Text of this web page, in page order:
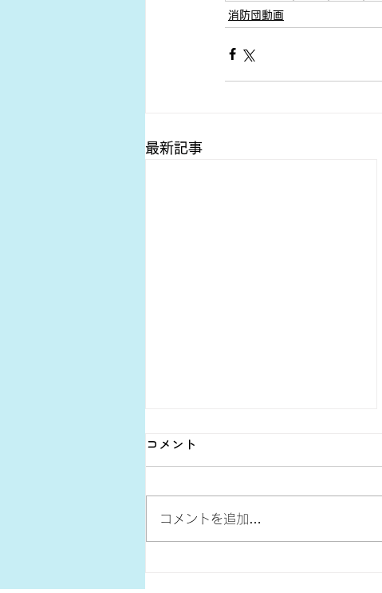
消防団動画
最新記事
コメント
コメントを追加…